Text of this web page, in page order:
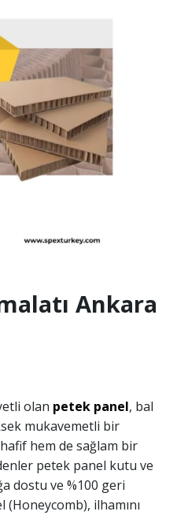
Ankara
olan petek panel, bal
mukavemetli bir
hem de sağlam bir
petek panel kutu ve
dostu ve %100 geri
ilhamını